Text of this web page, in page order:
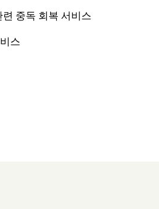
중독 회복 서비스
스